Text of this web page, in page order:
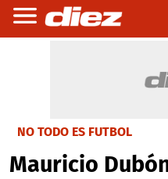
NO TODO ES FUTBOL
Mauricio